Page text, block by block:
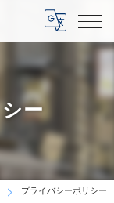
ー
プライバシーポリシー